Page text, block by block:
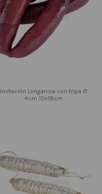
Imitación Longaniza con tripa Ø
4cm 10x18cm